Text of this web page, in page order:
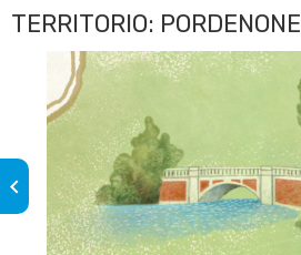
TERRITORIO: PORDENONE
keyboard_arrow_left